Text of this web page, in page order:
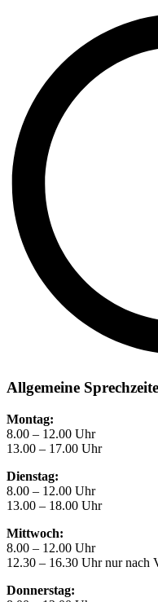
Allgemeine
Montag:
8.00 – 12.00 Uhr
13.00 – 17.00 Uhr
Dienstag:
8.00 – 12.00 Uhr
13.00 – 18.00 Uhr
Mittwoch:
8.00 – 12.00 Uhr
12.30 – 16.30 Uhr nur nach
Donnerstag: